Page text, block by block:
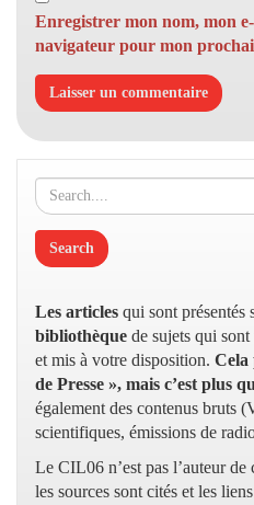
Enregistrer mon nom, mon
navigateur pour mon
Les articles qui sont présentés
bibliothèque de sujets qui
et mis à votre disposition. Cela
de Presse », mais c’est plus
également des contenus bruts
scientifiques, émissions de
Le CIL06 n’est pas l’auteur de
les sources sont cités et les